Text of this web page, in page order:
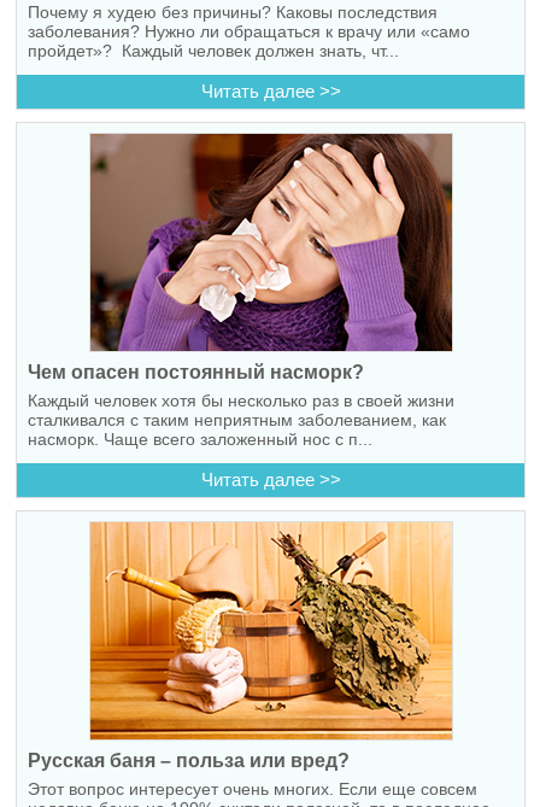
Почему я худею без причины? Каковы последствия
заболевания? Нужно ли обращаться к врачу или «само
пройдет»? Каждый человек должен знать, чт...
Читать далее >>
Чем опасен постоянный насморк?
Каждый человек хотя бы несколько раз в своей жизни
сталкивался с таким неприятным заболеванием, как
насморк. Чаще всего заложенный нос с п...
Читать далее >>
Русская баня – польза или вред?
Этот вопрос интересует очень многих. Если еще совсем